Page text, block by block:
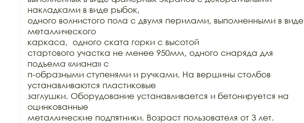
накладками в виде рыбок,
одного волнистого пола с двумя перилами, выполненными в виде
металлического
каркаса,  одного ската горки с высотой
стартового участка не менее 950мм, одного снаряда для
подъема «лиана» с
п-образными ступенями и ручками. На вершины столбов
устанавливаются пластиковые
заглушки. Оборудование устанавливается и бетонируется на
оцинкованные
металлические подпятники. Возраст пользователя от 3 лет.